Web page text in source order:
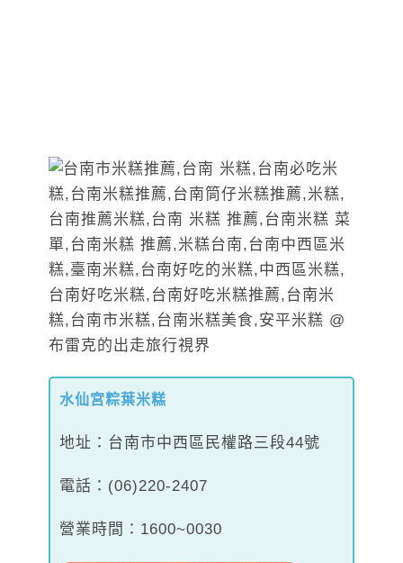
水仙宮粽葉米糕
地址：台南市中西區民權路三段44號
電話：(06)220-2407
營業時間：1600~0030